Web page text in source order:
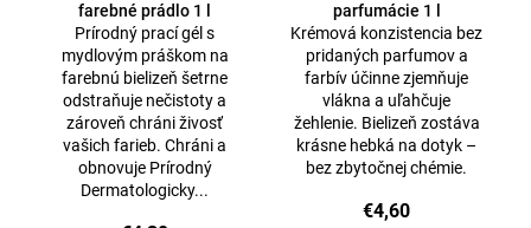
farebné prádlo 1 l
Prírodný prací gél s
mydlovým práškom na
farebnú bielizeň šetrne
odstraňuje nečistoty a
zároveň chráni živosť
vašich farieb. Chráni a
obnovuje Prírodný
Dermatologicky...
parfumácie 1 l
Krémová konzistencia bez
pridaných parfumov a
farbív účinne zjemňuje
vlákna a uľahčuje
žehlenie. Bielizeň zostáva
krásne hebká na dotyk –
bez zbytočnej chémie.
€4,60